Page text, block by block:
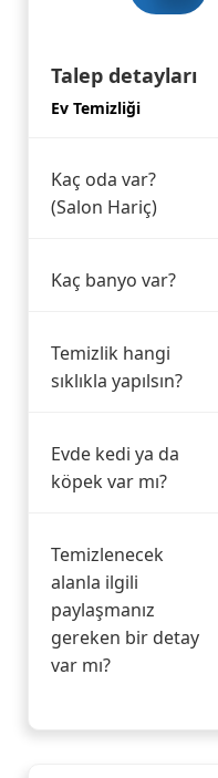
Talep detayları
Ev Temizliği
Kaç oda var?
(Salon Hariç)
Kaç banyo var?
Temizlik hangi
sıklıkla yapılsın?
Evde kedi ya da
köpek var mı?
Temizlenecek
alanla ilgili
paylaşmanız
gereken bir detay
var mı?